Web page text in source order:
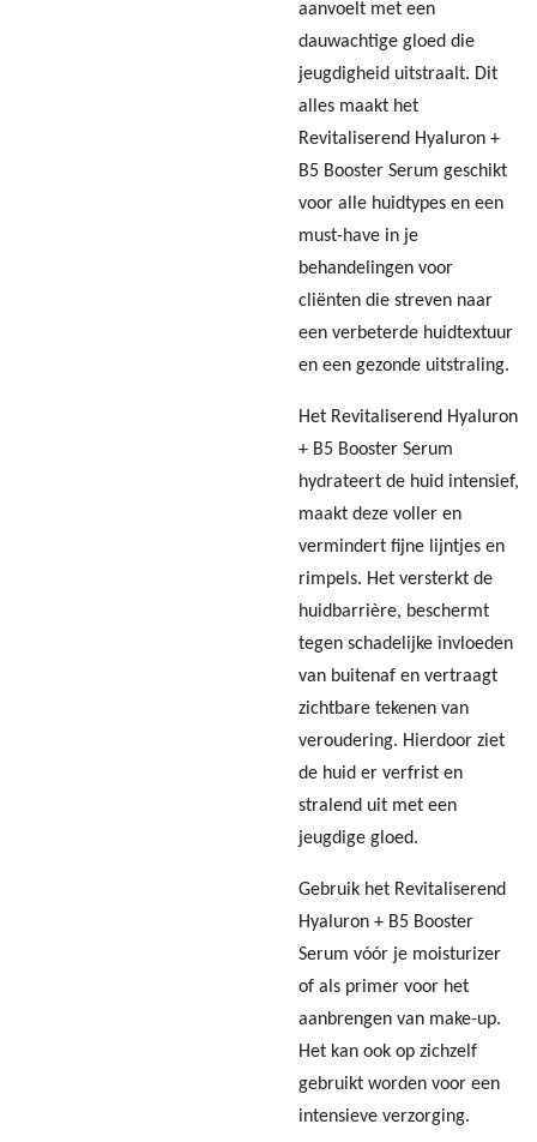
aanvoelt met een
dauwachtige gloed die
jeugdigheid uitstraalt. Dit
alles maakt het
Revitaliserend Hyaluron +
B5 Booster Serum geschikt
voor alle huidtypes en een
must-have in je
behandelingen voor
cliënten die streven naar
een verbeterde huidtextuur
en een gezonde uitstraling.
Het Revitaliserend Hyaluron
+ B5 Booster Serum
hydrateert de huid intensief,
maakt deze voller en
vermindert fijne lijntjes en
rimpels. Het versterkt de
huidbarrière, beschermt
tegen schadelijke invloeden
van buitenaf en vertraagt
zichtbare tekenen van
veroudering. Hierdoor ziet
de huid er verfrist en
stralend uit met een
jeugdige gloed.
Gebruik het Revitaliserend
Hyaluron + B5 Booster
Serum vóór je moisturizer
of als primer voor het
aanbrengen van make-up.
Het kan ook op zichzelf
gebruikt worden voor een
intensieve verzorging.